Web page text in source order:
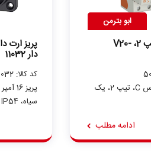
ابو بترمن
سرج ارستر تیپ 2، V20-
سرج ارستر کلاس C، تیپ 2، یک
ادامه مطلب
پریز ارت
دار 11032
کد کالا: 11032
پریز
سیاه، IP54